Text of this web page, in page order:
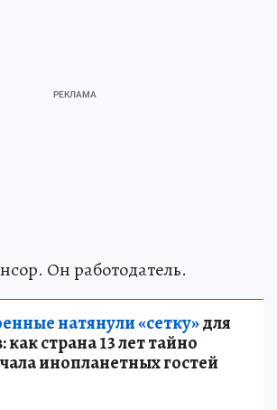
Он работодатель.
натянули «сетку»для
страна 13 лет тайно
инопланетных гостей